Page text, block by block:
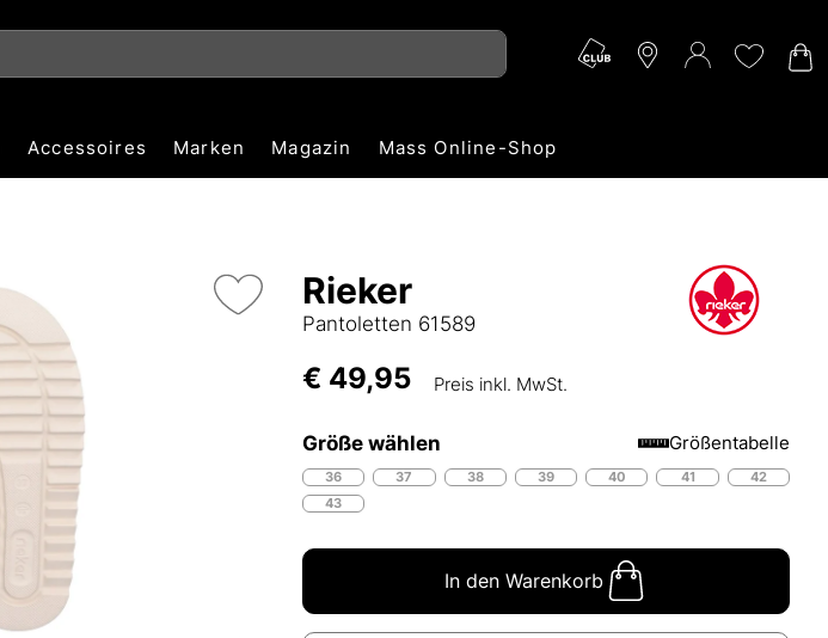
Accessoires Marken Magazin Mass Online-Shop
Rieker
Pantoletten 61589
€ 49,95 Preis inkl. MwSt.
Größe wählen Größentabelle
36 37 38 39 40 41
42
43
In den Warenkorb